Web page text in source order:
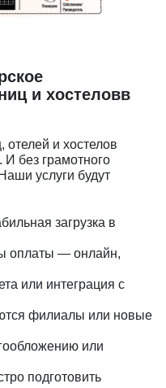
и хостеловв
отелей и хостелов
без грамотного
услуги будут
загрузка в
оплаты — онлайн,
или интеграция с
филиалы или новые
или
подготовить